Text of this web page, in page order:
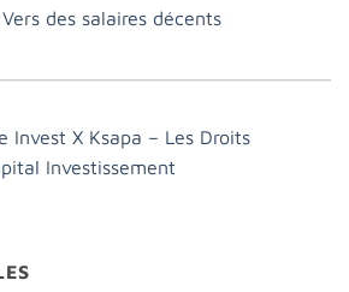
des salaires décents
Invest X Ksapa – Les Droits
Investissement